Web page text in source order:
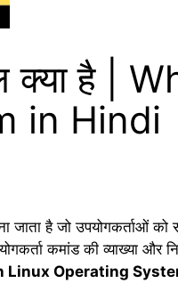
क्या है |
in Hindi
है जो उपयोगकर्ताओं को
कमांड की व्याख्या
Linux Operating